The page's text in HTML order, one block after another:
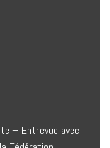
– Entrevue avec